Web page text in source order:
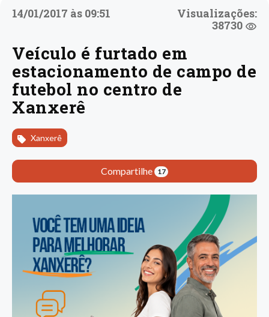
14/01/2017 às 09:51
Visualizações:
38730
Veículo é furtado em
estacionamento de campo de
futebol no centro de
Xanxerê
Xanxerê
Compartilhe 17